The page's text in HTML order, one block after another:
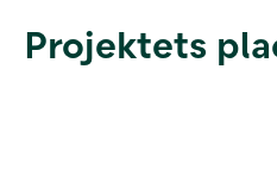
Projektets